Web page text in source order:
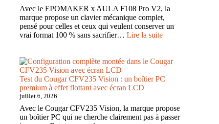
un
clavier
compact
Hall
et
efficace
Avec le EPOMAKER x AULA F108 Pro V2, la
marque propose un clavier mécanique complet,
pensé pour celles et ceux qui veulent conserver un
vrai format 100 % sans sacrifier… Lire la suite:
EPOMAKER
AULA
:
un
Test du Cougar CFV235 Vision : un boîtier PC
premium à effet flottant avec écran LCD
juillet 6, 2026
Avec le Cougar CFV235 Vision, la marque propose
un boîtier PC qui ne cherche clairement pas à passer